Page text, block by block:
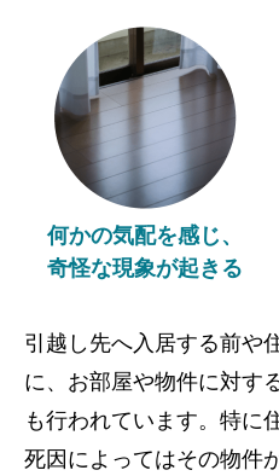
何かの気配を感じ、
奇怪な現象が起きる
引越し先へ入居する前や
に、お部屋や物件に対す
も行われています。特に
死因によってはその物件